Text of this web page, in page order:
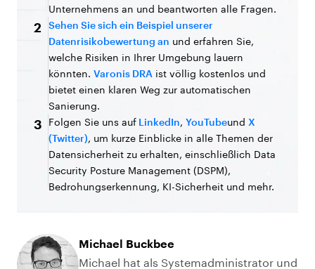
Unternehmens an und beantworten alle Fragen.
2
Sehen Sie sich ein Beispiel unserer
Datenrisikobewertung an und erfahren Sie,
welche Risiken in Ihrer Umgebung lauern
könnten. Varonis DRA ist völlig kostenlos und
bietet einen klaren Weg zur automatischen
Sanierung.
3 Folgen Sie uns auf LinkedIn, YouTubeund X
(Twitter), um kurze Einblicke in alle Themen der
Datensicherheit zu erhalten, einschließlich Data
Security Posture Management (DSPM),
Bedrohungserkennung, KI-Sicherheit und mehr.
Michael Buckbee
Michael hat als Systemadministrator und